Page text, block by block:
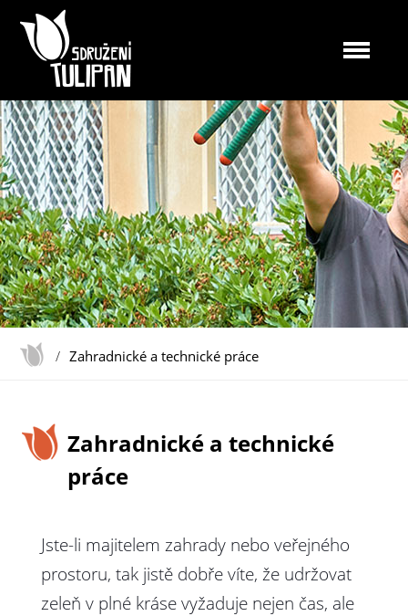
/ Zahradnické a technické práce
Zahradnické a technické
práce
Jste-li majitelem zahrady nebo veřejného
prostoru, tak jistě dobře víte, že udržovat
zeleň v plné kráse vyžaduje nejen čas, ale